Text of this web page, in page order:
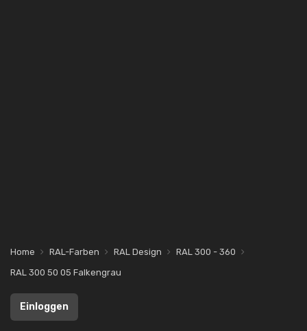
Home RAL-Farben RAL Design
RAL 300 - 360
RAL 300 50 05 Falkengrau
Einloggen